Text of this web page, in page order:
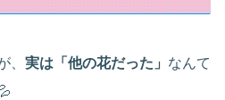
、 実は「他の花だった」 なんて